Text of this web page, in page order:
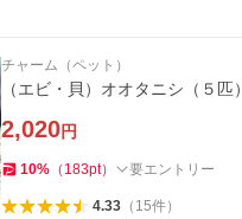
チャーム（ペット）
（エビ・貝）オオタニシ（５匹）
2,020円
10% （ 183pt） 要エントリー
4.33（ 15件）